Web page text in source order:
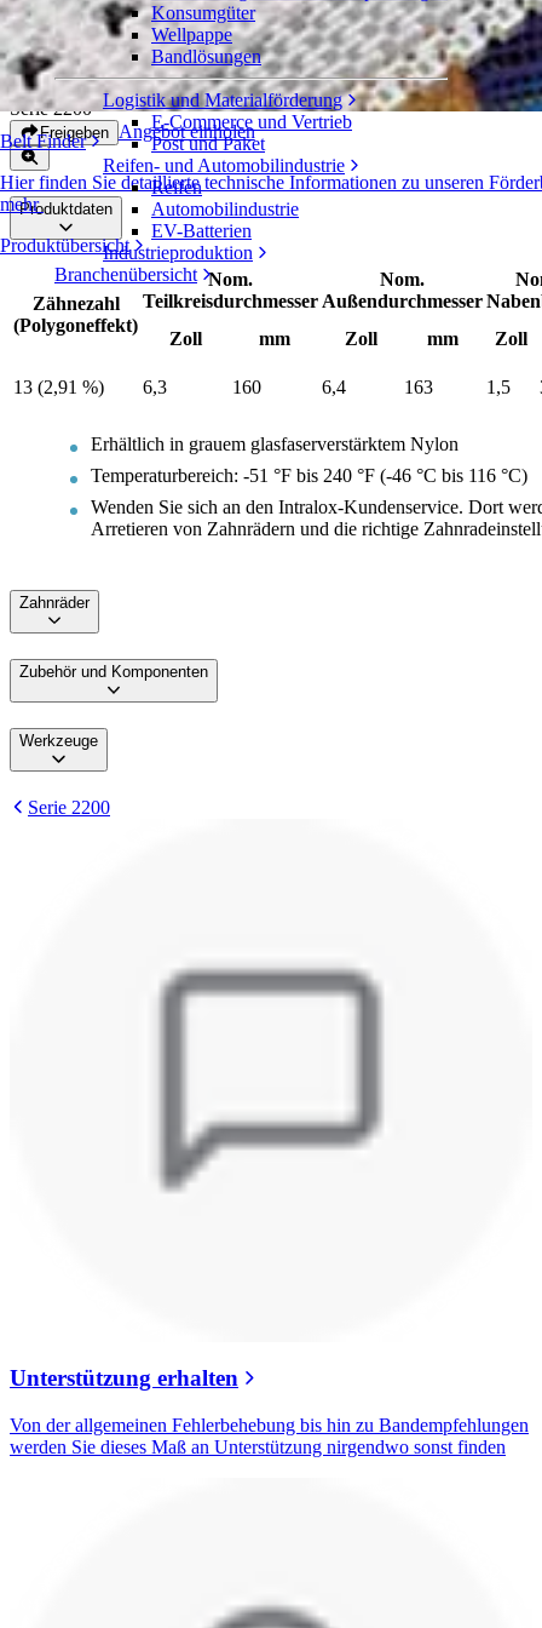
Belt Finder
Hier finden Sie detaillierte technische Informationen zu unseren
mehr
Produktübersicht
Konsumgüter
Wellpappe
Bandlösungen
Logistik und Materialförderung
E-Commerce und Vertrieb
Post und Paket
Reifen- und Automobilindustrie
Reifen
Automobilindustrie
EV-Batterien
Industrieproduktion
Branchenübersicht
Geteiltes Zahnrad aus
glasfaserverstärktem Nylon
Serie 2200
Freigeben Angebot einholen
Produktdaten
Zähnezahl
(Polygoneffekt)
Nom.
Teilkreisdurchmesser
Nom.
Außendurchmesser
Zoll
mm Zoll mm Zoll
13 (2,91 %) 6,3 160 6,4 163 1,5
Erhältlich in grauem glasfaserverstärktem Nylon
Temperaturbereich: -51 °F bis 240 °F (-46 °C bis 116 °C)
Wenden Sie sich an den Intralox-Kundenservice. Dort
Arretieren von Zahnrädern und die richtige
Zahnräder
Zubehör und Komponenten
Werkzeuge
Serie 2200
Unterstützung erhalten
Von der allgemeinen Fehlerbehebung bis hin zu Bandempfehlungen
werden Sie dieses Maß an Unterstützung nirgendwo sonst finden